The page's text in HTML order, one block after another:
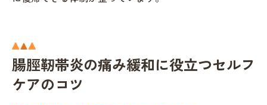
腸脛靭帯炎の痛み緩和に役立つセルフ
ケアのコツ